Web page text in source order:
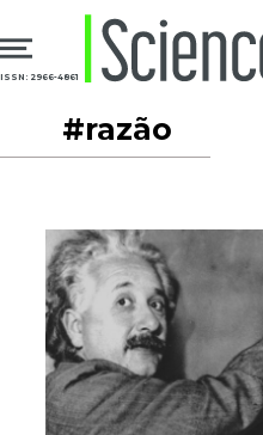
ISSN: 2966-4861
#razão